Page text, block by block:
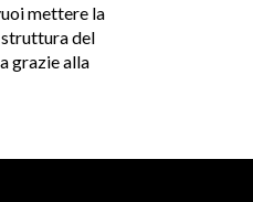
mettere la
struttura del
grazie alla